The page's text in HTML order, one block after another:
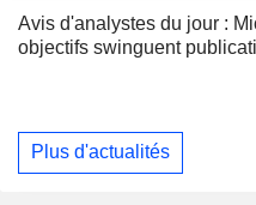
Avis d'analystes du jour :
objectifs swinguent
Plus d'actualités